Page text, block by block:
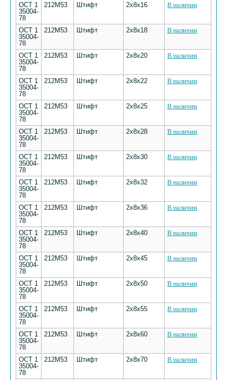
ОСТ 1
35004-
78
212М53 Штифт 2х8х16 В наличии
ОСТ 1
35004-
78
212М53 Штифт 2х8х18 В наличии
ОСТ 1
35004-
78
212М53 Штифт 2х8х20 В наличии
ОСТ 1
35004-
78
212М53 Штифт 2х8х22 В наличии
ОСТ 1
35004-
78
212М53 Штифт 2х8х25 В наличии
ОСТ 1
35004-
78
212М53 Штифт 2х8х28 В наличии
ОСТ 1
35004-
78
212М53 Штифт 2х8х30 В наличии
ОСТ 1
35004-
78
212М53 Штифт 2х8х32 В наличии
ОСТ 1
35004-
78
212М53 Штифт 2х8х36 В наличии
ОСТ 1
35004-
78
212М53 Штифт 2х8х40 В наличии
ОСТ 1
35004-
78
212М53 Штифт 2х8х45 В наличии
ОСТ 1
35004-
78
212М53 Штифт 2х8х50 В наличии
ОСТ 1
35004-
78
212М53 Штифт 2х8х55 В наличии
ОСТ 1
35004-
78
212М53 Штифт 2х8х60 В наличии
ОСТ 1
35004-
78
212М53 Штифт 2х8х70 В наличии